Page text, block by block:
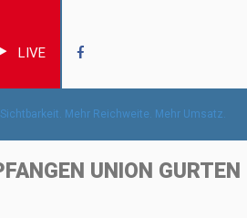
LIVE
UNION GURTEN